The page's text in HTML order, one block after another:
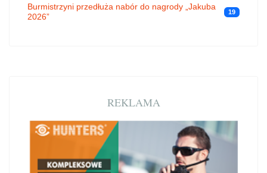
Burmistrzyni przedłuża nabór do nagrody „Jakuba
2026”
19
REKLAMA